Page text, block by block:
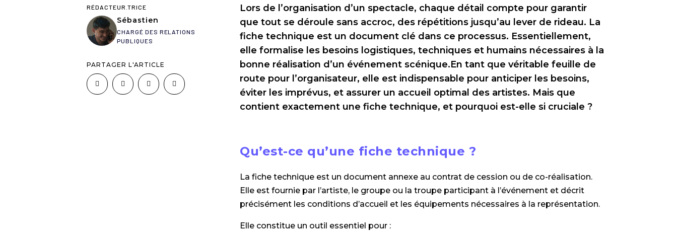
RÉDACTEUR.TRICE
Sébastien
CHARGÉ DES RELATIONS
PUBLIQUES
PARTAGER L'ARTICLE
Lors de l’organisation d’un spectacle, chaque détail compte pour garantir
que tout se déroule sans accroc, des répétitions jusqu’au lever de rideau. La
fiche technique est un document clé dans ce processus. Essentiellement,
elle formalise les besoins logistiques, techniques et humains nécessaires à la
bonne réalisation d’un événement scénique.En tant que véritable feuille de
route pour l’organisateur, elle est indispensable pour anticiper les besoins,
éviter les imprévus, et assurer un accueil optimal des artistes. Mais que
contient exactement une fiche technique, et pourquoi est-elle si cruciale ?
Qu’est-ce qu’une fiche technique ?
La fiche technique est un document annexe au contrat de cession ou de co-réalisation.
Elle est fournie par l’artiste, le groupe ou la troupe participant à l’événement et décrit
précisément les conditions d’accueil et les équipements nécessaires à la représentation.
Elle constitue un outil essentiel pour :